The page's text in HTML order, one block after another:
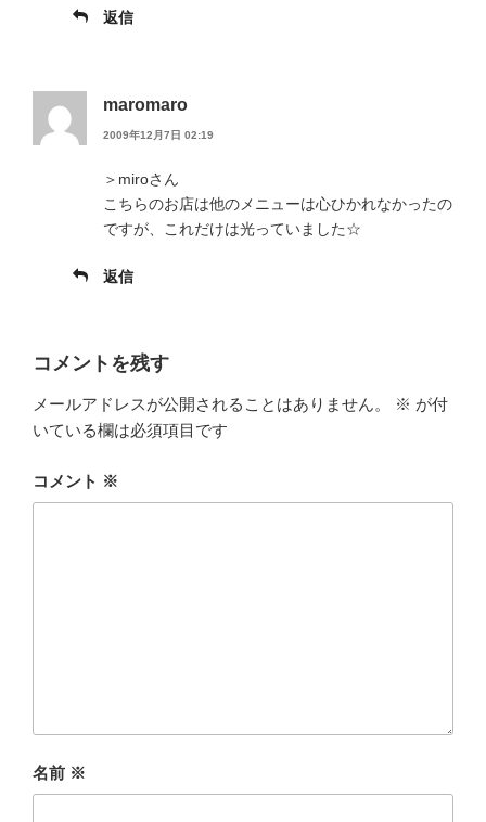
返信
maromaro
2009年12月7日 02:19
＞miroさん
こちらのお店は他のメニューは心ひかれなかったの
ですが、これだけは光っていました☆
返信
コメントを残す
メールアドレスが公開されることはありません。 ※ が付
いている欄は必須項目です
コメント ※
名前 ※